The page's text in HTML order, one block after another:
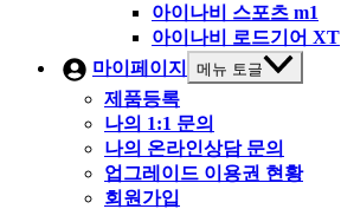
아이나비 스포츠 m1
아이나비 로드기어 XT
마이페이지
메뉴 토글
제품등록
나의 1:1 문의
나의 온라인상담 문의
업그레이드 이용권 현황
회원가입